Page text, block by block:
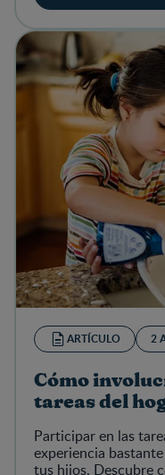
ARTÍCULO 2
Cómo
tareas del
Participar en las
experiencia
tus hijos. Descubre